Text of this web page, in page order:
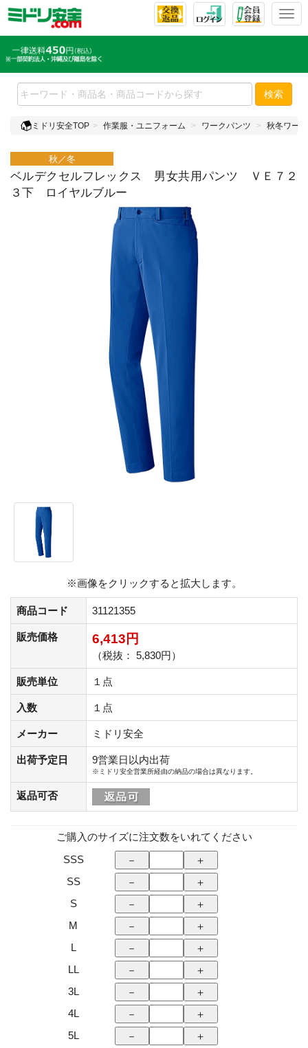
T
l
e
n
v
a
検索
ミドリ安全TOP 作業服・ユニフォーム ワークパンツ 秋冬ワー
秋／冬
ベルデクセルフレックス 男女共用パンツ ＶＥ７２
３下 ロイヤルブルー
※画像をクリックすると拡大します。
商品コード 31121355
販売価格 6,413円
（税抜： 5,830円）
販売単位 １点
入数 １点
メーカー ミドリ安全
出荷予定日 9営業日以内出荷
※ミドリ安全営業所経由の納品の場合は異なります。
返品可否
ご購入のサイズに注文数をいれてください
SSS
SS
S
M
L
LL
3L
4L
5L